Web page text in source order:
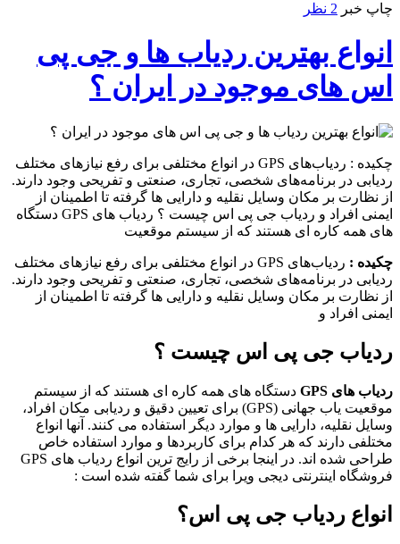
چاپ خبر 2 نظر
انواع بهترین ردیاب ها و جی پی
اس های موجود در ایران ؟
چکیده : ردیاب‌های GPS در انواع مختلفی برای رفع نیازهای مختلف
ردیابی در برنامه‌های شخصی، تجاری، صنعتی و تفریحی وجود دارند.
از نظارت بر مکان وسایل نقلیه و دارایی ها گرفته تا اطمینان از
ایمنی افراد و ردیاب جی پی اس چیست ؟ ردیاب های GPS دستگاه
های همه کاره ای هستند که از سیستم موقعیت
چکیده :
ردیاب‌های GPS در انواع مختلفی برای رفع نیازهای مختلف
ردیابی در برنامه‌های شخصی، تجاری، صنعتی و تفریحی وجود دارند.
از نظارت بر مکان وسایل نقلیه و دارایی ها گرفته تا اطمینان از
ایمنی افراد و
ردیاب جی پی اس چیست ؟
ردیاب های GPS
دستگاه های همه کاره ای هستند که از سیستم
موقعیت یاب جهانی (GPS) برای تعیین دقیق و ردیابی مکان افراد،
وسایل نقلیه، دارایی ها و موارد دیگر استفاده می کنند. آنها انواع
مختلفی دارند که هر کدام برای کاربردها و موارد استفاده خاص
طراحی شده اند. در اینجا برخی از رایج ترین انواع ردیاب های GPS
فروشگاه اینترنتی دیجی ویرا برای شما گفته شده است :
انواع ردیاب جی پی اس؟